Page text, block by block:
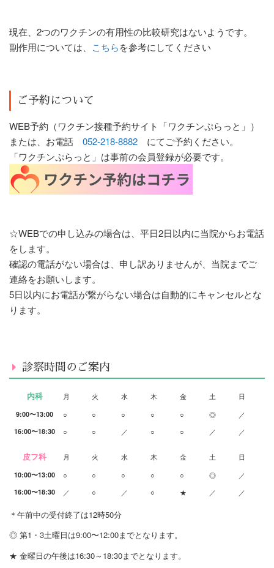
現在、2つのワクチンの有用性の比較研究はないようです。
副作用については、 こちらを参考にしてください
ご予約について
WEB予約（ワクチン接種予約サイト「ワクチンぷらっと」）
または、お電話 052-218-8882 にてご予約ください。
「ワクチンぷらっと」は事前の会員登録が必要です。
☆WEBでの申し込みの場合は、平日2日以内に当院からお電話
をします。
確認の電話がない場合は、申し訳ありませんが、当院までご
連絡をお願いします。
5日以内にお電話が繋がらない場合は自動的にキャンセルとな
ります。
診察時間のご案内
内科 月 火 水 木 金 土 日
9:00〜13:00 ○ ○ ○ ○ ○ ◎ ／
16:00〜18:30 ○ ○ ／ ○ ○ ／ ／
皮フ科 月 火 水 木 金 土 日
10:00〜13:00 ○ ○ ○ ○ ○ ◎ ／
16:00〜18:30 ／ ○ ／ ○ ★ ／ ／
＊午前中の受付終了は12時50分
◎ 第1・3土曜日は9:00〜12:00までとなります。
★ 金曜日の午後は16:30～18:30までとなります。